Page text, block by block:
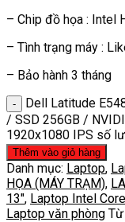
– Chip đồ họa : Intel
– Tình trạng máy :
– Bảo hành 3 tháng
Dell Latitude
/ SSD 256GB /
1920x1080 IPS số
Thêm vào giỏ hàng
Danh mục: Laptop,
HỌA (MÁY TRẠM),
13", Laptop Intel
Laptop văn phòng Từ